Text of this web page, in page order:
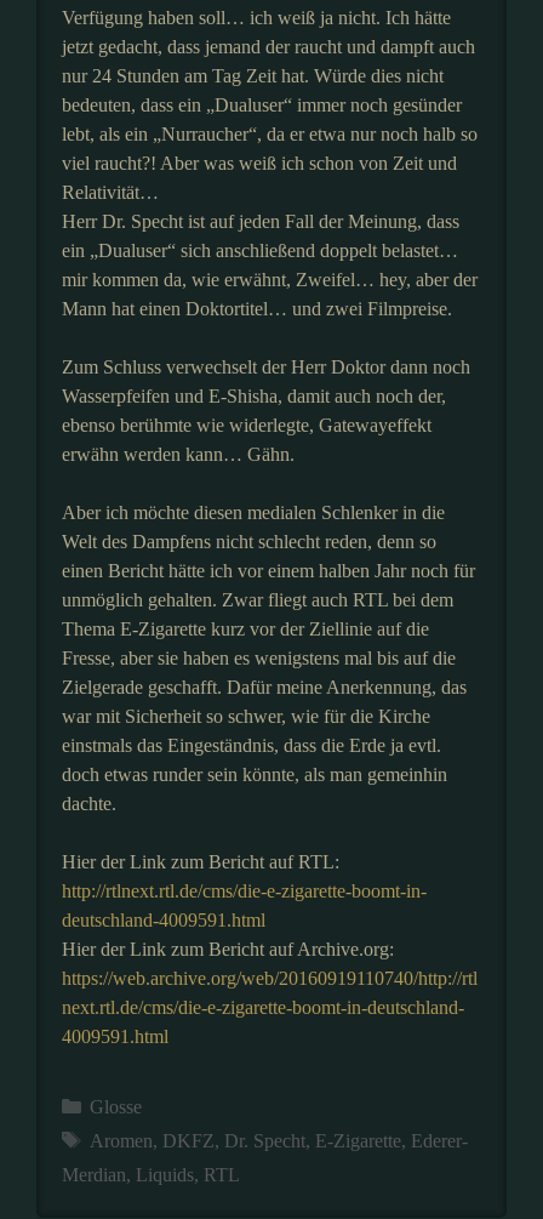
Verfügung haben soll… ich weiß ja nicht. Ich hätte
jetzt gedacht, dass jemand der raucht und dampft auch
nur 24 Stunden am Tag Zeit hat. Würde dies nicht
bedeuten, dass ein „Dualuser“ immer noch gesünder
lebt, als ein „Nurraucher“, da er etwa nur noch halb so
viel raucht?! Aber was weiß ich schon von Zeit und
Relativität…
Herr Dr. Specht ist auf jeden Fall der Meinung, dass
ein „Dualuser“ sich anschließend doppelt belastet…
mir kommen da, wie erwähnt, Zweifel… hey, aber der
Mann hat einen Doktortitel… und zwei Filmpreise.
Zum Schluss verwechselt der Herr Doktor dann noch
Wasserpfeifen und E-Shisha, damit auch noch der,
ebenso berühmte wie widerlegte, Gatewayeffekt
erwähn werden kann… Gähn.
Aber ich möchte diesen medialen Schlenker in die
Welt des Dampfens nicht schlecht reden, denn so
einen Bericht hätte ich vor einem halben Jahr noch für
unmöglich gehalten. Zwar fliegt auch RTL bei dem
Thema E-Zigarette kurz vor der Ziellinie auf die
Fresse, aber sie haben es wenigstens mal bis auf die
Zielgerade geschafft. Dafür meine Anerkennung, das
war mit Sicherheit so schwer, wie für die Kirche
einstmals das Eingeständnis, dass die Erde ja evtl.
doch etwas runder sein könnte, als man gemeinhin
dachte.
Hier der Link zum Bericht auf RTL:
http://rtlnext.rtl.de/cms/die-e-zigarette-boomt-in-
deutschland-4009591.html
Hier der Link zum Bericht auf Archive.org:
https://web.archive.org/web/20160919110740/http://rtl
next.rtl.de/cms/die-e-zigarette-boomt-in-deutschland-
4009591.html
Kategorien
Glosse
Schlagwörter
Aromen, DKFZ, Dr. Specht, E-Zigarette, Ederer-
Merdian, Liquids, RTL